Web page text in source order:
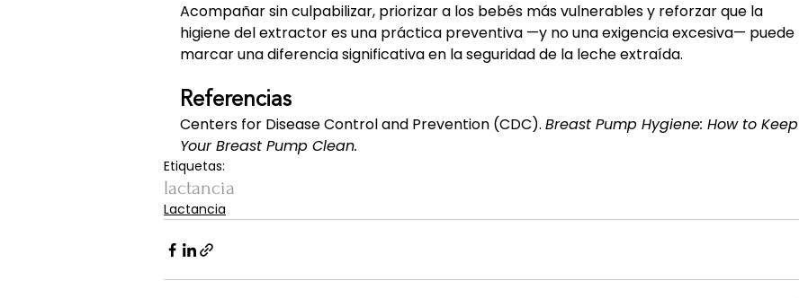
Acompañar sin culpabilizar, priorizar a los bebés más vulnerables y reforzar que la
higiene del extractor es una práctica preventiva —y no una exigencia excesiva— puede
marcar una diferencia significativa en la seguridad de la leche extraída.
Referencias
Centers for Disease Control and Prevention (CDC). Breast Pump Hygiene: How to Keep
Your Breast Pump Clean.
Etiquetas:
lactancia
Lactancia